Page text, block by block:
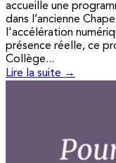
accueille une
dans l’ancienne
l'accélération
présence réelle, ce
Collège...
Lire la suite →